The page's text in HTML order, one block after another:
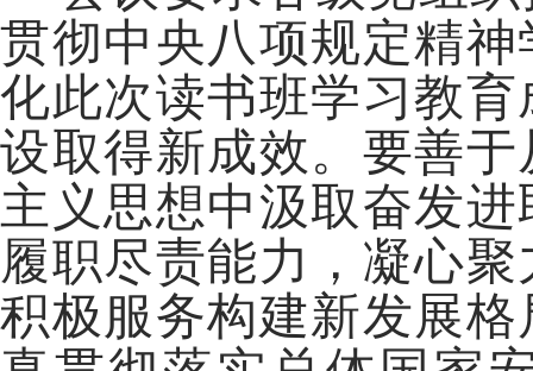
贯彻中央八项规定精
化此次读书班学习教
设取得新成效。要善
主义思想中汲取奋发
履职尽责能力，凝心
积极服务构建新发展